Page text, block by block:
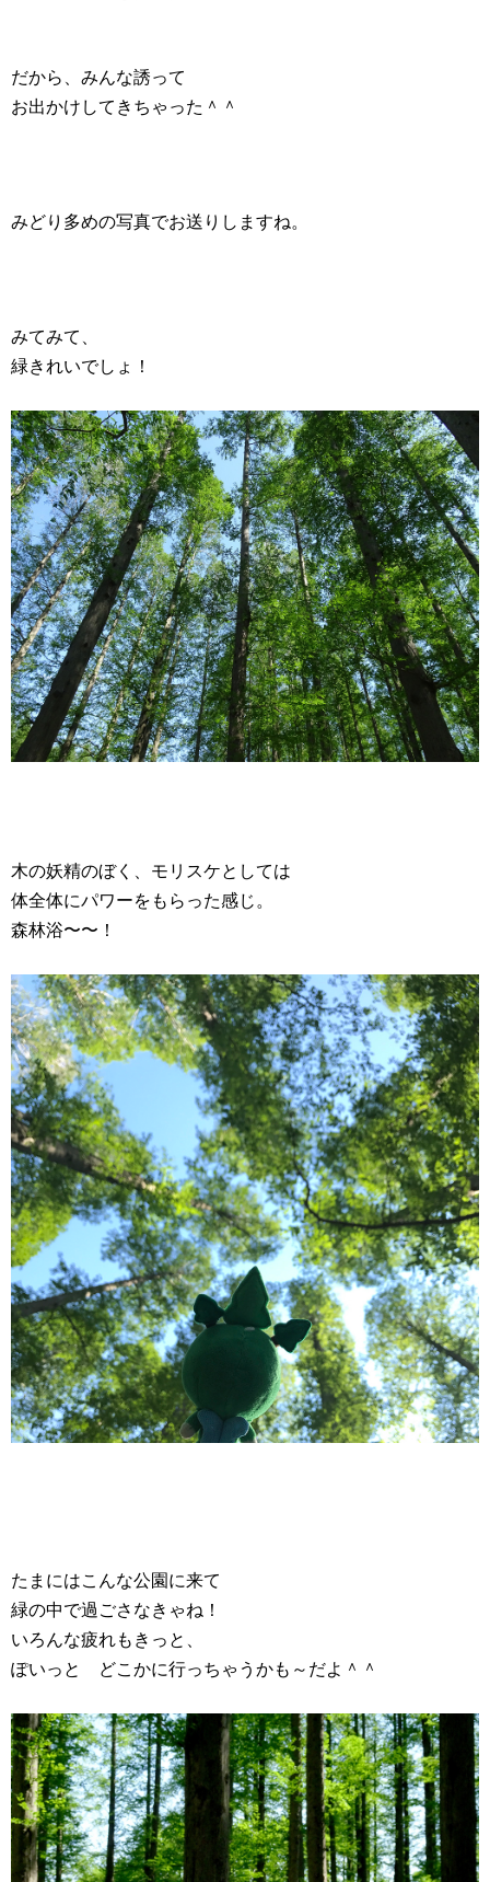
だから、みんな誘って
お出かけしてきちゃった＾＾
みどり多めの写真でお送りしますね。
みてみて、
緑きれいでしょ！
木の妖精のぼく、モリスケとしては
体全体にパワーをもらった感じ。
森林浴〜〜！
たまにはこんな公園に来て
緑の中で過ごさなきゃね！
いろんな疲れもきっと、
ぽいっと どこかに行っちゃうかも～だよ＾＾